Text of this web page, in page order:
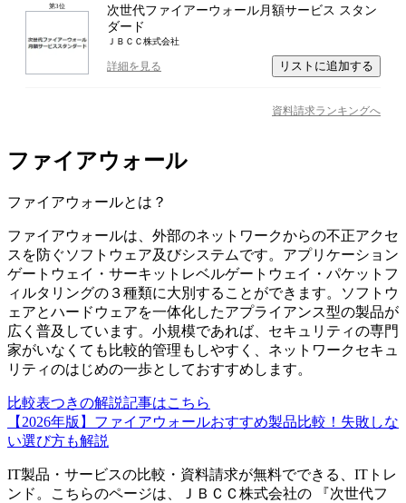
第3位
次世代ファイアーウォール月額サービス スタン
ダード
ＪＢＣＣ株式会社
詳細を見る リストに追加する
資料請求ランキングへ
ファイアウォール
ファイアウォールとは？
ファイアウォールは、外部のネットワークからの不正アクセ
スを防ぐソフトウェア及びシステムです。アプリケーション
ゲートウェイ・サーキットレベルゲートウェイ・パケットフ
ィルタリングの３種類に大別することができます。ソフトウ
ェアとハードウェアを一体化したアプライアンス型の製品が
広く普及しています。小規模であれば、セキュリティの専門
家がいなくても比較的管理もしやすく、ネットワークセキュ
リティのはじめの一歩としておすすめします。
比較表つきの解説記事はこちら
【2026年版】ファイアウォールおすすめ製品比較！失敗しな
い選び方も解説
IT製品・サービスの比較・資料請求が無料でできる、ITトレ
ンド。こちらのページは、
ＪＢＣＣ株式会社の 『次世代フ